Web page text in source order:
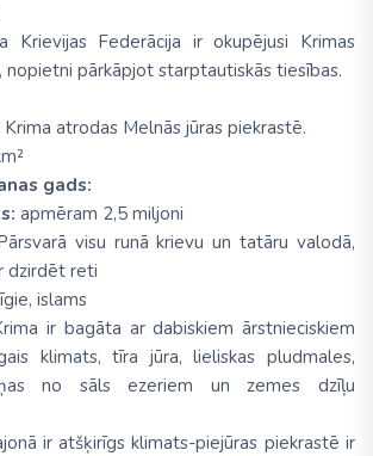
Krievijas Federācija ir okupējusi Krimas
nopietni pārkāpjot starptautiskās tiesības.
Krima atrodas Melnās jūras piekrastē.
gads:
apmēram 2,5 miljoni
visu runā krievu un tatāru valodā,
dzirdēt reti
islams
ir bagāta ar dabiskiem ārstnieciskiem
klimats, tīra jūra, lieliskas pludmales,
no sāls ezeriem un zemes dzīļu
ir atšķirīgs klimats-piejūras piekrastē ir